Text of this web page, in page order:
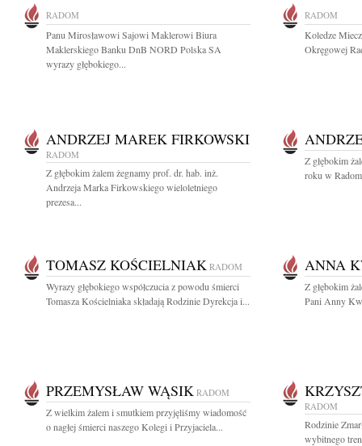
RADOM
Panu Mirosławowi Sajowi Maklerowi Biura
Maklerskiego Banku DnB NORD Polska SA
wyrazy głębokiego...
RADOM
Koledze
Okręgowej
ANDRZEJ MAREK FIRKOWSKI
RADOM
Z głębokim żalem żegnamy prof. dr. hab. inż.
Andrzeja Marka Firkowskiego wieloletniego
prezesa...
Z głębokim
roku w
TOMASZ KOŚCIELNIAK RADOM
Wyrazy głębokiego współczucia z powodu śmierci
Tomasza Kościelniaka składają Rodzinie Dyrekcja i...
ANNA
Z głębokim
Pani Anny
PRZEMYSŁAW WĄSIK RADOM
Z wielkim żalem i smutkiem przyjęliśmy wiadomość
o nagłej śmierci naszego Kolegi i Przyjaciela...
RADOM
Rodzinie
wybitnego